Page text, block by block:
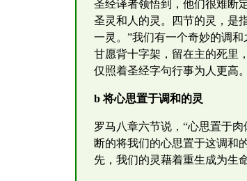
圣经译者领悟到，他们很难断
圣灵和人的灵。四节的灵，是
一灵。”我们有一个奇妙的调
甘愿背十字架，留在主的死里
仅照着圣经字句行事为人更高。
b 将心思置于调和的灵
罗马八章六节说，“心思置于
断的将我们的心思置于这调和
先，我们的灵藉着重生成为生